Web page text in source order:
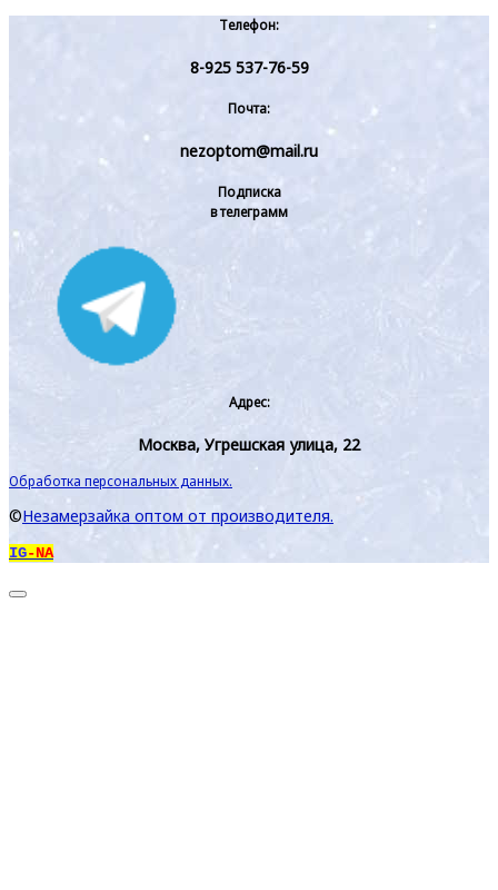
Телефон:
8-925 537-76-59
Почта:
nezoptom@mail.ru
Подписка
в телеграмм
Адрес:
Москва, Угрешская улица, 22
Обработка персональных данных.
©Незамерзайка оптом от производителя.
IG-NA